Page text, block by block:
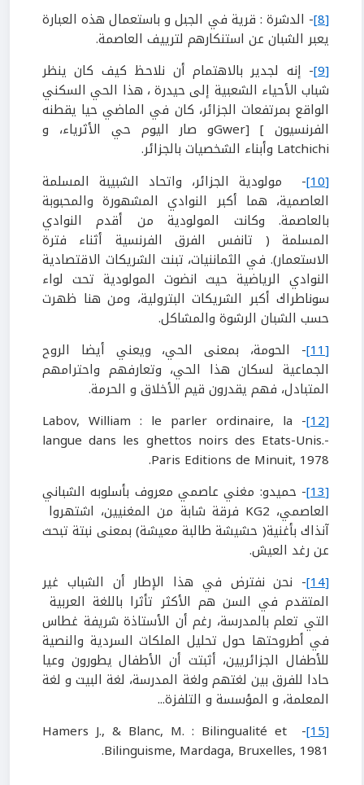
[8] - الدشرة : قرية في الجبل و باستعمال هذه العبارة
يعبر الشبان عن استنكارهم لترييف العاصمة.
[9] - إنه لجدير بالاهتمام أن نلاحظ كيف كان ينظر
شباب الأحياء الشعبية إلى حيدرة ، هذا الحي السكني
الواقع بمرتفعات الجزائر، كان في الماضي حيا يقطنه
الفرنسيون ] [Gwerو صار اليوم حي الأثرياء، و
Latchichi وأبناء الشخصيات بالجزائر.
[10]
- مولودية الجزائر، واتحاد الشبيبة المسلمة
العاصمية، هما أكبر النوادي المشهورة والمحبوبة
بالعاصمة. وكانت المولودية من أقدم النوادي
المسلمة ( تانفس الفرق الفرنسية أثناء فترة
الاستعمار). في الثماننيات، تبنت الشريكات الاقتصادية
النوادي الرياضية حيث انضوت المولودية تحت لواء
سوناطراك أكبر الشريكات البترولية، ومن هنا ظهرت
حسب الشبان الرشوة والمشاكل.
[11]
- الحومة، بمعنى الحي، ويعني أيضا الروح
الجماعية لسكان هذا الحي، وتعارفهم واحترامهم
المتبادل، فهم يقدرون قيم الأخلاق و الحرمة.
[12]
- Labov, William : le parler ordinaire, la
langue dans les ghettos noirs des Etats-Unis.-
Paris Editions de Minuit, 1978.
[13]
- حميدو: مغني عاصمي معروف بأسلوبه الشباني
العاصمي، KG2 فرقة شابة من المغنيين، اشتهروا
آنذاك بأغنية( حشيشة طالبة معيشة) بمعنى نبتة تبحث
عن رغد العيش.
[14]
- نحن نفترض في هذا الإطار أن الشباب غير
المتقدم في السن هم الأكثر تأثرا باللغة العربية
التي تعلم بالمدرسة، رغم أن الأستاذة شريفة غطاس
في أطروحتها حول تحليل الملكات السردية والنصية
للأطفال الجزائريين، أثبتت أن الأطفال يطورون وعيا
حادا للفرق بين لغتهم ولغة المدرسة، لغة البيت و لغة
المعلمة، و المؤسسة و التلفزة...
[15]
- Hamers J., & Blanc, M. : Bilingualité et
Bilinguisme, Mardaga, Bruxelles, 1981.